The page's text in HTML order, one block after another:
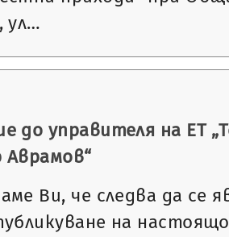
ул…
до управителя на ЕТ
Аврамов“
Ви, че следва да се
на